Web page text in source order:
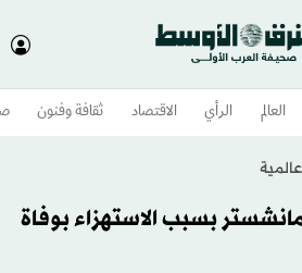
العالم الرأي الاقتصاد ثقافة وفنون
بسبب الاستهزاء بوفاة